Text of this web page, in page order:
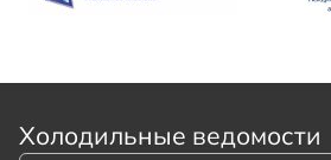
Холодильные ведомости